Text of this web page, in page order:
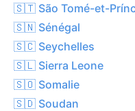
🇸🇹 São Tomé-et-
🇸🇳 Sénégal
🇸🇨 Seychelles
🇸🇱 Sierra Leone
🇸🇴 Somalie
🇸🇩 Soudan